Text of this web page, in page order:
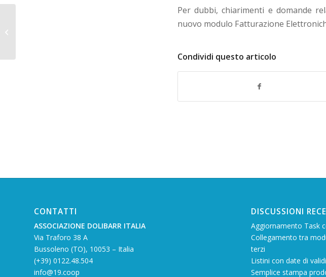
Per dubbi, chiarimenti e domande
nuovo modulo Fatturazione
Condividi questo articolo
CONTATTI
ASSOCIAZIONE DOLIBARR ITALIA
Via Traforo 38 A
Bussoleno (TO), 10053 – Italia
(+39) 0122.48.504
info@19.coop
DISCUSSIONI
Aggiornamento Task
Collegamento tra
terzi
Listini con date di
Semplice stampa